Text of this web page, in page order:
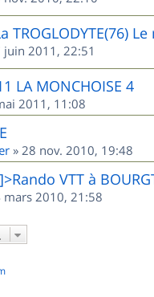
TROGLODYTE(76)
juin 2011, 22:51
LA MONCHOISE 4
2011, 11:08
» 28 nov. 2010, 19:48
VTT à
mars 2010, 21:58